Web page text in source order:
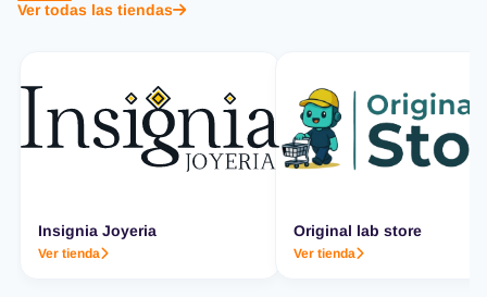
Ver todas las tiendas
Insignia Joyeria
Ver tienda
Original lab store
Ver tienda